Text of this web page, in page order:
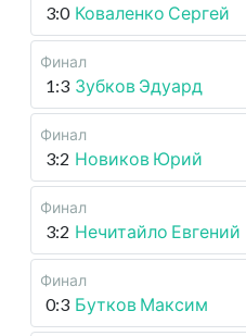
3:0 Коваленко Сергей
Финал
1:3 Зубков Эдуард
Финал
3:2 Новиков Юрий
Финал
3:2 Нечитайло Евгений
Финал
0:3 Бутков Максим